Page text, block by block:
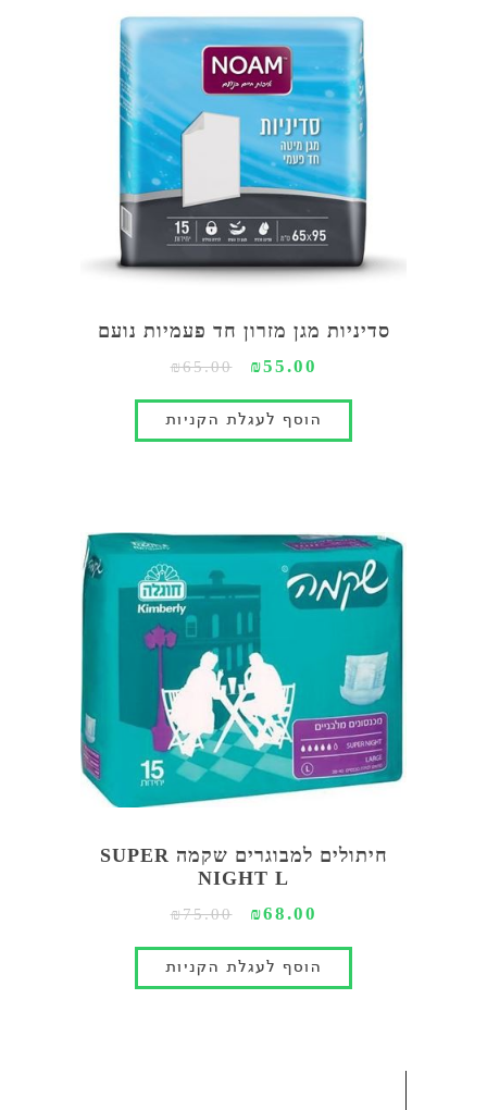
סדיניות מגן מזרון חד פעמיות נועם
₪55.00
₪65.00
חיתולים למבוגרים שקמה SUPER
NIGHT L
₪68.00
₪75.00